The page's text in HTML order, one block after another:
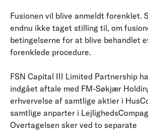
Fusionen vil blive anmeldt forenklet.
endnu ikke taget stilling til, om
betingelserne for at blive behandlet
forenklede procedure.
FSN Capital III Limited Partnership
indgået aftale med FM-Søkjær
erhvervelse af samtlige aktier i
samtlige anparter i
Overtagelsen sker ved to separate